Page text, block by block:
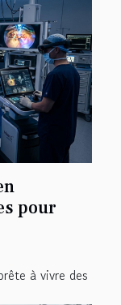
pour
à vivre des